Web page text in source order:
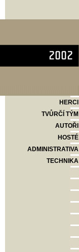
HERCI
TVŮRČÍ TÝM
AUTOŘI
HOSTÉ
ADMINISTRATIVA
TECHNIKA